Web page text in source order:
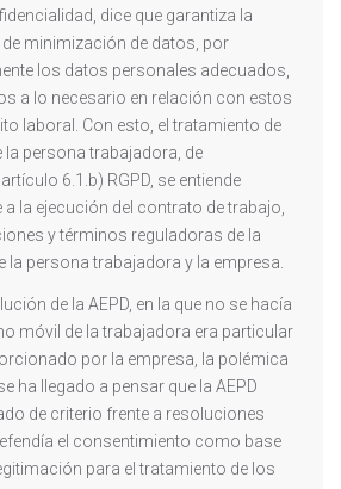
dice que garantiza la
minimización de datos, por
los datos personales adecuados,
a lo necesario en relación con estos
laboral. Con esto, el tratamiento de
persona trabajadora, de
6.1.b) RGPD, se entiende
la ejecución del contrato de trabajo,
y términos reguladoras de la
la persona trabajadora y la empresa.
de la AEPD, en la que no se hacía
móvil de la trabajadora era particular
por la empresa, la polémica
ha llegado a pensar que la AEPD
de criterio frente a resoluciones
el consentimiento como base
para el tratamiento de los